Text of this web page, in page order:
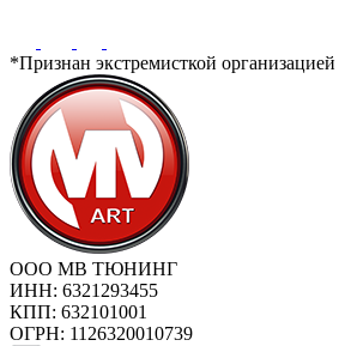
*Признан экстремисткой
ООО МВ ТЮНИНГ
ИНН: 6321293455
КПП: 632101001
ОГРН: 1126320010739